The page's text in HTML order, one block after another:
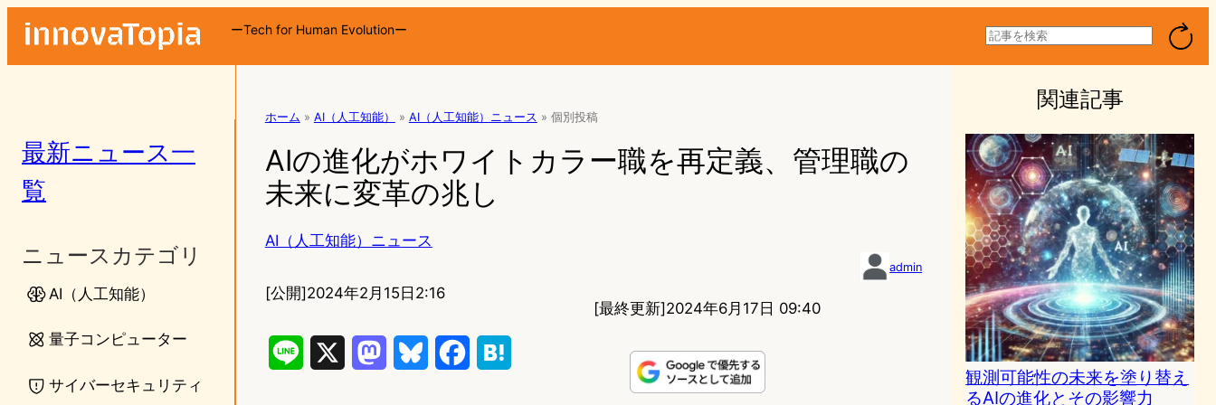
ーTech for Human Evolutionー
検
索
最新ニュース一
覧
ニュースカテゴリ
AI（人工知能）
量子コンピューター
サイバーセキュリティ
ホーム » AI（人工知能） » AI（人工知能）ニュース » 個別投稿
AIの進化がホワイトカラー職を再定義、管理職の
未来に変革の兆し
AI（人工知能）ニュース
admin
[公開]2024年2月15日2:16
[最終更新]2024年6月17日 09:40
関連記事
観測可能性の未来を塗り替え
るAIの進化とその影響力